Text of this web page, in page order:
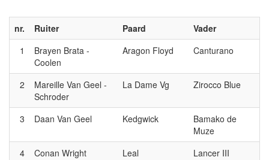
nr. Ruiter Paard
Vader
1
Brayen Brata -
Coolen
Aragon Floyd Canturano
2
Mareille Van Geel -
Schroder
La Dame Vg Zirocco Blue
3 Daan Van Geel Kedgwick
Bamako de
Muze
4
Conan Wright Leal
Lancer III